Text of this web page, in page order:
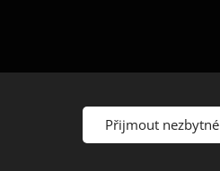
Přijmout nezbytné